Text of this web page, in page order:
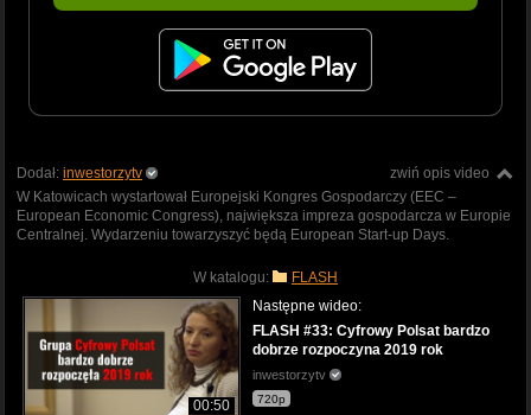
zwiń opis video
Dodał: inwestorzytv
W Katowicach wystartował Europejski Kongres Gospodarczy (EEC –
European Economic Congress), największa impreza gospodarcza w Europie
Centralnej. Wydarzeniu towarzyszyć będą European Start-up Days.
W katalogu: FLASH
00:50
Następne wideo:
FLASH #33: Cyfrowy Polsat bardzo
dobrze rozpoczyna 2019 rok
inwestorzytv
720p